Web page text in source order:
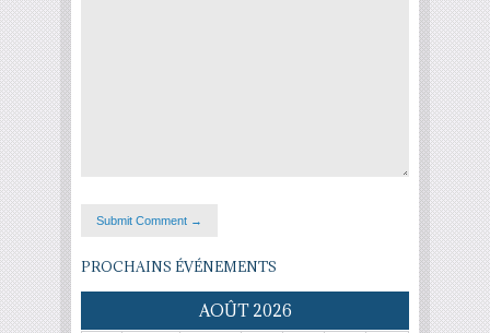
PROCHAINS ÉVÉNEMENTS
AOÛT 2026